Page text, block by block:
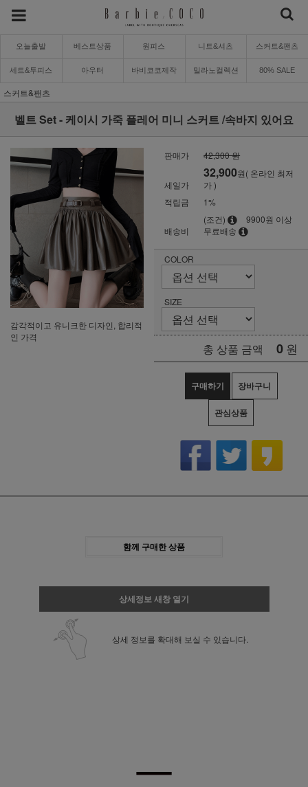
오늘출발 베스트상품 원피스 니트&셔츠 스커트&팬츠
세트&투피스 아우터 바비코코제작 밀라노컬렉션 80% SALE
스커트&팬츠
벨트 Set - 케이시 가죽 플레어 미니 스커트 /속바지 있어요
감각적이고 유니크한 디자인, 합리적
인 가격
판매가 42,300 원
세일가
32,900원( 온라인 최저
가 )
적립금
1%
배송비
(조건)
9900원 이상
무료배송
COLOR
SIZE
총 상품 금액 0 원
구매하기 장바구니
관심상품
함께 구매한 상품
상세정보 새창 열기
상세 정보를 확대해 보실 수 있습니다.